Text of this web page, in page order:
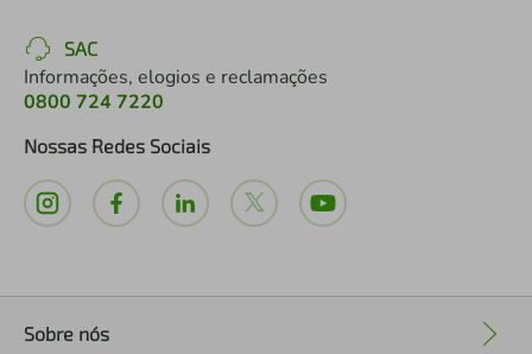
SAC
Informações, elogios e reclamações
0800 724 7220
Nossas Redes Sociais
Sobre nós